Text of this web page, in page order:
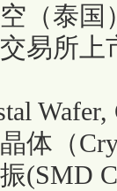
（泰国
易所上
Wafer,
体（
(SMD